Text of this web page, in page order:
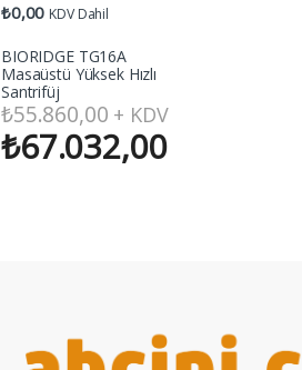
₺0,00 KDV Dahil
BIORIDGE TG16A
Masaüstü Yüksek Hızlı
Santrifüj
₺55.860,00 + KDV
₺67.032,00